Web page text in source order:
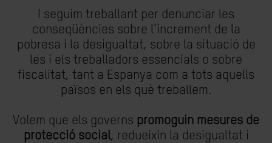
I seguim treballant per denunciar les
conseqüències sobre l’increment de la
pobresa i la desigualtat, sobre la situació de
les i els treballadors essencials o sobre
fiscalitat, tant a Espanya com a tots aquells
països en els què treballem.
Volem que els governs promoguin mesures de
protecció social, redueixin la desigualtat i